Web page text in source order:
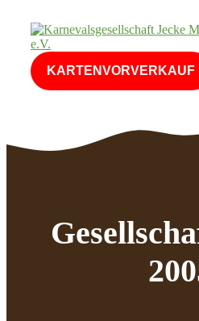
Inhalt
springen
KARTENVORVERKAUF